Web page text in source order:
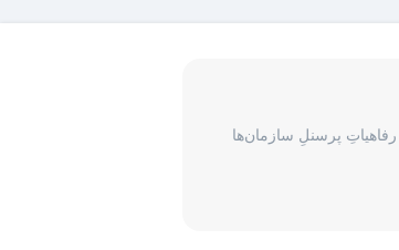
پرسنلِ سازمان‌ها